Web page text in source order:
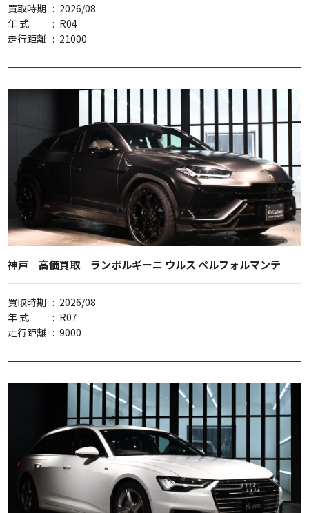
買取時期 : 2026/08
年 式
: R04
走行距離 : 21000
神戸 高価買取 ランボルギーニ ウルス ペルフォルマンテ
買取時期 : 2026/08
年 式
: R07
走行距離 : 9000